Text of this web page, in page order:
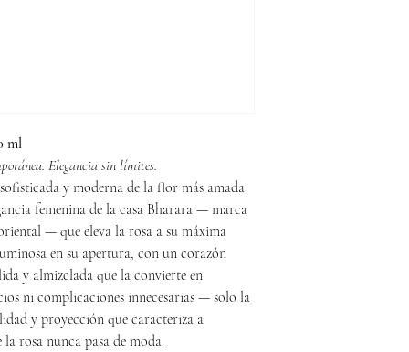
ml
Elegancia sin límites.
y moderna de la flor más amada
femenina de la casa Bharara — marca
— que eleva la rosa a su máxima
en su apertura, con un corazón
y almizclada que la convierte en
ni complicaciones innecesarias — solo la
y proyección que caracteriza a
rosa nunca pasa de moda.